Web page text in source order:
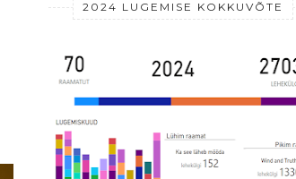
2024 LUGEMISE KOKKUVÕTE